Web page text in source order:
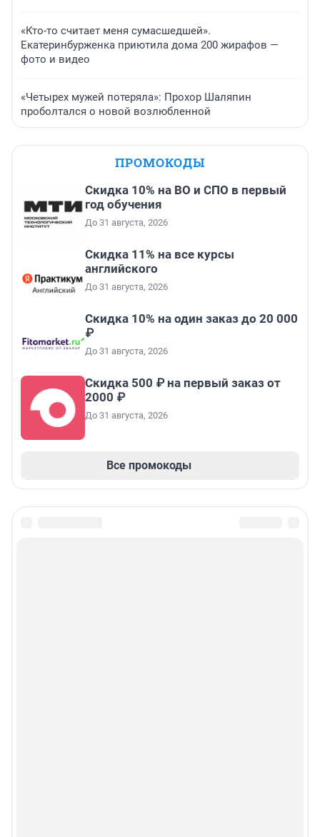
«Кто-то считает меня сумасшедшей».
Екатеринбурженка приютила дома 200 жирафов —
фото и видео
«Четырех мужей потеряла»: Прохор Шаляпин
проболтался о новой возлюбленной
ПРОМОКОДЫ
Скидка 10% на ВО и СПО в первый
год обучения
До 31 августа, 2026
Скидка 11% на все курсы
английского
До 31 августа, 2026
Скидка 10% на один заказ до 20 000
₽
До 31 августа, 2026
Скидка 500 ₽ на первый заказ от
2000 ₽
До 31 августа, 2026
Все промокоды